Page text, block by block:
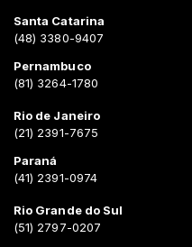
Santa Catarina
(48) 3380-9407
Pernambuco
(81) 3264-1780
Rio de Janeiro
(21) 2391-7675
Paraná
(41) 2391-0974
Rio Grande do Sul
(51) 2797-0207